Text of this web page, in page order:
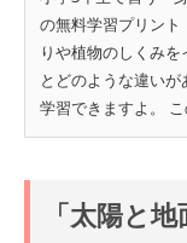
の無料学習プリント
りや植物のしくみ
とどのような違い
学習できますよ。
「太陽と